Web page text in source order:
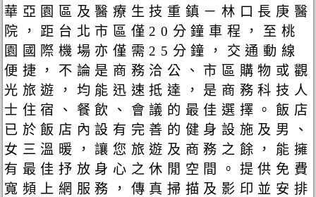
華亞園區及醫療生技重鎮－林口長庚醫
院，距台北市區僅20分鐘車程，至桃
園國際機場亦僅需25分鐘，交通動線
便捷，不論是商務洽公、市區購物或觀
光旅遊，均能迅速抵達，是商務科技人
士住宿、餐飲、會議的最佳選擇。飯店
已於飯店內設有完善的健身設施及男、
女三溫暖，讓您旅遊及商務之餘，能擁
有最佳抒放身心之休閒空間。提供免費
寬頻上網服務，傳真掃描及影印並安排